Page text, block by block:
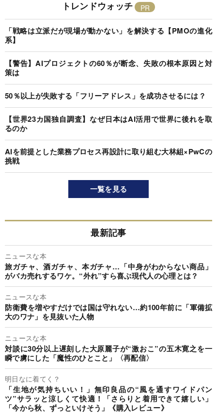
トレンドウォッチ
「戦略は立派だが現場が動かない」を解決する【PMOの進化
系】
【警告】AIプロジェクトの60％が断念、失敗の根本原因と対
策は
50％以上が失敗する「フリーアドレス」を成功させるには？
【世界23カ国独自調査】なぜ日本はAI活用で世界に後れを取
るのか
AIを前提とした業務プロセス再設計に取り組む大林組×PwCの
挑戦
一覧を見る
最新記事
ニュースな本
旅ガチャ、酒ガチャ、本ガチャ…「中身がわからない商品」
がバカ売れするワケ。“外れ”すら喜ぶ現代人の心理とは？
ニュースな本
防衛費を増やすだけでは国は守れない…約100年前に「軍備拡
大のワナ」を見抜いた人物
ニュースな本
対談に30分以上遅刻した大原麗子が“激おこ”の五木寛之を一
瞬で虜にした「魔性のひとこと」〈再配信〉
明日なに着てく？
「生地が気持ちいい！」無印良品の“風を通すワイドパン
ツ”サラッと涼しくて快適！「さらりと着用できて嬉しい」
「今から秋、ずっといけそう」《購入レビュー》